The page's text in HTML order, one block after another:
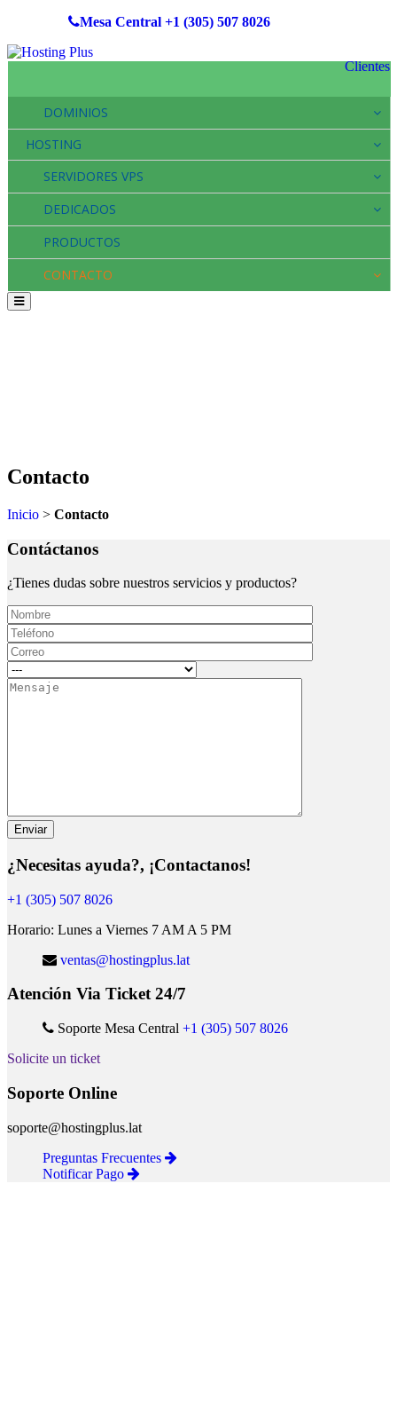
Mesa Central +1 (305) 507 8026
Clientes
DOMINIOS
HOSTING
SERVIDORES VPS
DEDICADOS
PRODUCTOS
CONTACTO
Contacto
Inicio > Contacto
Contáctanos
¿Tienes dudas sobre nuestros servicios y productos?
¿Necesitas ayuda?, ¡Contactanos!
+1 (305) 507 8026
Horario: Lunes a Viernes 7 AM A 5 PM
ventas@hostingplus.lat
Atención Via Ticket 24/7
Soporte Mesa Central +1 (305) 507 8026
Solicite un ticket
Soporte Online
soporte@hostingplus.lat
Preguntas Frecuentes
Notificar Pago